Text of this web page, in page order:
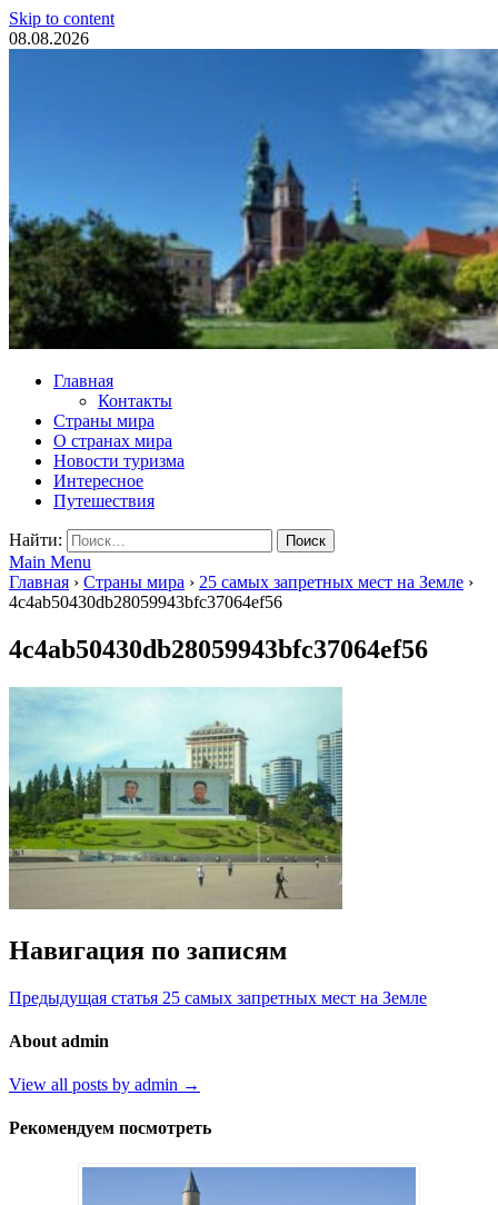
Skip to content
08.08.2026
Туристические новости
Главная
Контакты
Страны мира
О странах мира
Новости туризма
Интересное
Путешествия
Найти:
Main Menu
Главная › Страны мира › 25 самых запретных мест на Земле ›
4c4ab50430db28059943bfc37064ef56
4c4ab50430db28059943bfc37064ef56
Навигация по записям
Предыдущая статья 25 самых запретных мест на Земле
About admin
View all posts by admin →
Рекомендуем посмотреть